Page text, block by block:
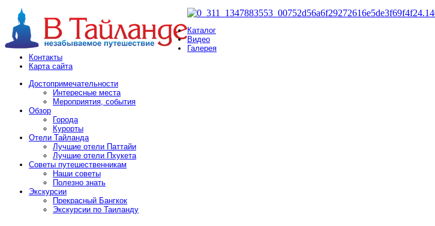
Каталог
Видео
Галерея
Контакты
Карта сайта
Достопримечательности
Интересные места
Мероприятия, события
Обзор
Города
Курорты
Отели Тайланда
Лучшие отели Паттайи
Лучшие отели Пхукета
Советы путешественникам
Наши советы
Полезно знать
Экскурсии
Прекрасный Бангкок
Экскурсии по Таиланду